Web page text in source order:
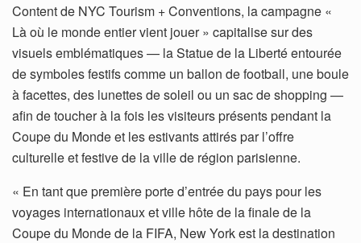
Content de NYC Tourism + Conventions, la campagne «
Là où le monde entier vient jouer » capitalise sur des
visuels emblématiques — la Statue de la Liberté entourée
de symboles festifs comme un ballon de football, une boule
à facettes, des lunettes de soleil ou un sac de shopping —
afin de toucher à la fois les visiteurs présents pendant la
Coupe du Monde et les estivants attirés par l’offre
culturelle et festive de la ville de région parisienne.
« En tant que première porte d’entrée du pays pour les
voyages internationaux et ville hôte de la finale de la
Coupe du Monde de la FIFA, New York est la destination